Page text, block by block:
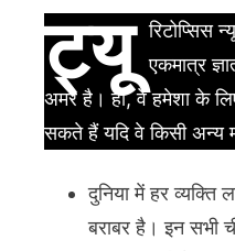
ट्यू
रिटोप्सिस
एकमात्र
अमर है। हाँ, वे हमेशा के
सकते हैं यदि वे किसी अन्य
दुनिया में हर व्यक्ति
बराबर है। इन सभी